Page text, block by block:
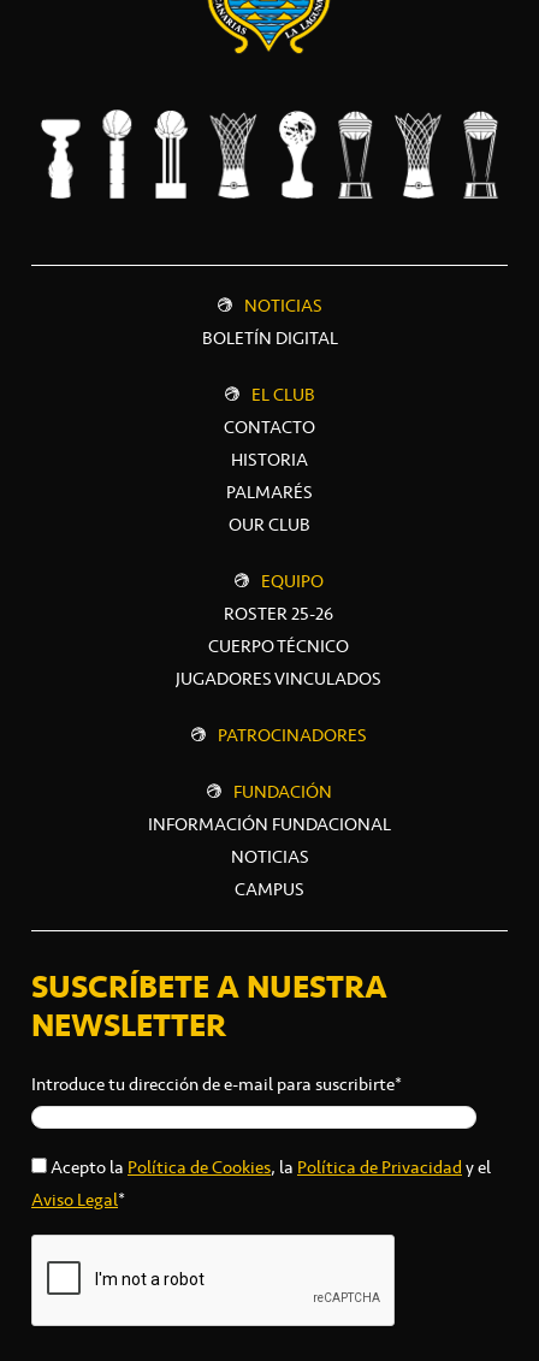
NOTICIAS
BOLETÍN DIGITAL
EL CLUB
CONTACTO
HISTORIA
PALMARÉS
OUR CLUB
EQUIPO
ROSTER 25-26
CUERPO TÉCNICO
JUGADORES VINCULADOS
PATROCINADORES
FUNDACIÓN
INFORMACIÓN FUNDACIONAL
NOTICIAS
CAMPUS
SUSCRÍBETE A NUESTRA
NEWSLETTER
Introduce tu dirección de e-mail para suscribirte*
Acepto laPolítica de Cookies, laPolítica de Privacidady el
Aviso Legal*